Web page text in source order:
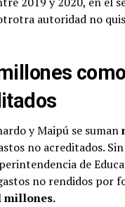
autoridad no
y Maipú se suman
no acreditados.
de
no rendidos por
millones.